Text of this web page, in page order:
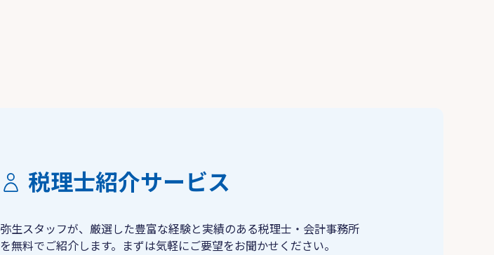
税理士紹介サービス
弥生スタッフが、厳選した豊富な経験と実績のある税理士・会計事務所
を無料でご紹介します。まずは気軽にご要望をお聞かせください。